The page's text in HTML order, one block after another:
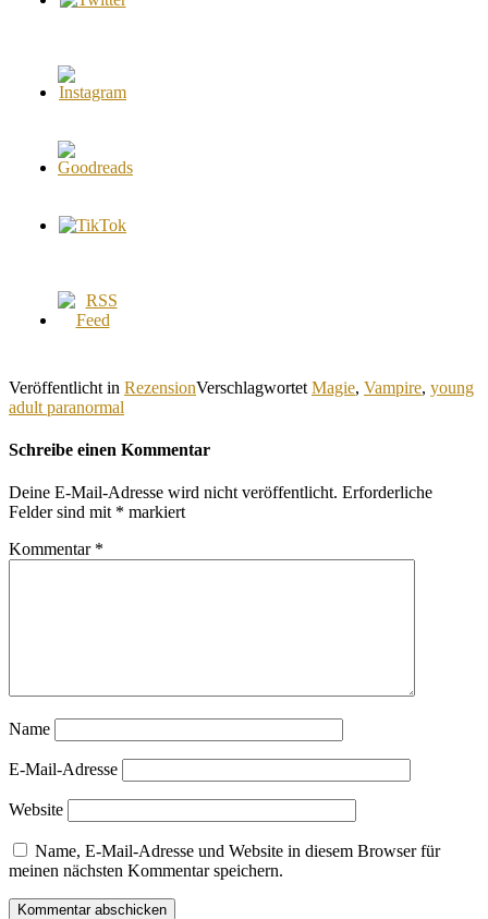
Veröffentlicht in RezensionVerschlagwortet Magie, Vampire, young
adult paranormal
Schreibe einen Kommentar
Deine E-Mail-Adresse wird nicht veröffentlicht. Erforderliche
Felder sind mit * markiert
Kommentar *
Name
E-Mail-Adresse
Website
Name, E-Mail-Adresse und Website in diesem Browser für
meinen nächsten Kommentar speichern.